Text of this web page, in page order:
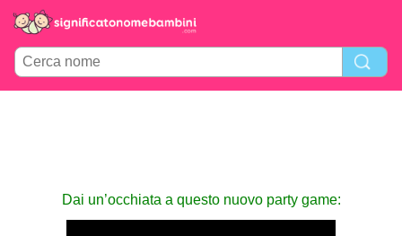
Dai un’occhiata a questo nuovo party game: